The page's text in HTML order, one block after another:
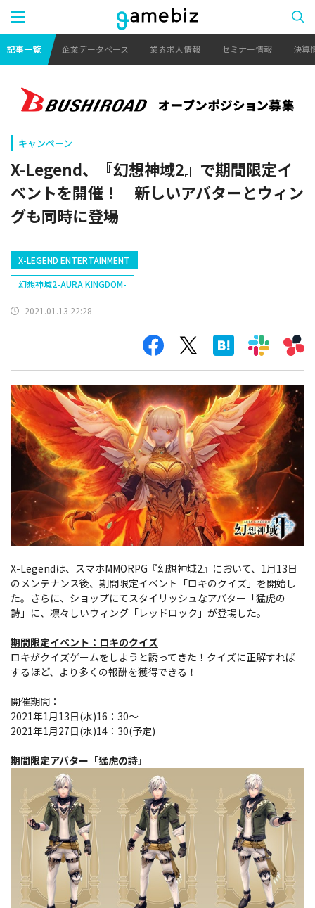
記事一覧 企業データベース 業界求人情報 セミナー情報 決算
キャンペーン
X-Legend、『幻想神域2』で期間限定イ
ベントを開催！ 新しいアバターとウィン
グも同時に登場
X-LEGEND ENTERTAINMENT
幻想神域2-AURA KINGDOM-
2021.01.13 22:28
X-Legendは、スマホMMORPG『幻想神域2』において、1月13日
のメンテナンス後、期間限定イベント「ロキのクイズ」を開始し
た。さらに、ショップにてスタイリッシュなアバター「猛虎の
詩」に、凛々しいウィング「レッドロック」が登場した。
期間限定イベント：ロキのクイズ
ロキがクイズゲームをしようと誘ってきた！クイズに正解すれば
するほど、より多くの報酬を獲得できる！
開催期間：
2021年1月13日(水)16：30～
2021年1月27日(水)14：30(予定)
期間限定アバター「猛虎の詩」